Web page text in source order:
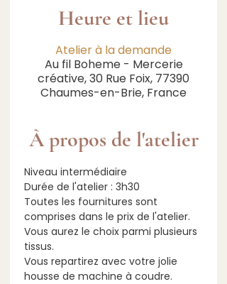
Heure et lieu
Atelier à la demande
Au fil Boheme - Mercerie
créative, 30 Rue Foix, 77390
Chaumes-en-Brie, France
À propos de l'atelier
Niveau intermédiaire
Durée de l'atelier : 3h30
Toutes les fournitures sont
comprises dans le prix de l'atelier.
Vous aurez le choix parmi plusieurs
tissus.
Vous repartirez avec votre jolie
housse de machine à coudre.